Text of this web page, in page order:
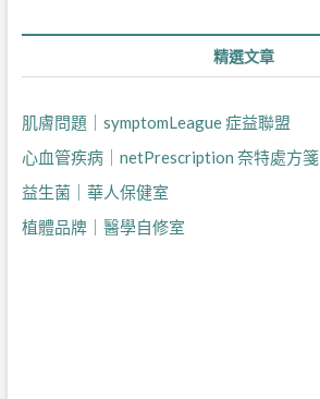
精選文章
肌膚問題｜symptomLeague 症益聯盟
心血管疾病｜netPrescription 奈特處方箋
益生菌｜華人保健室
植體品牌｜醫學自修室